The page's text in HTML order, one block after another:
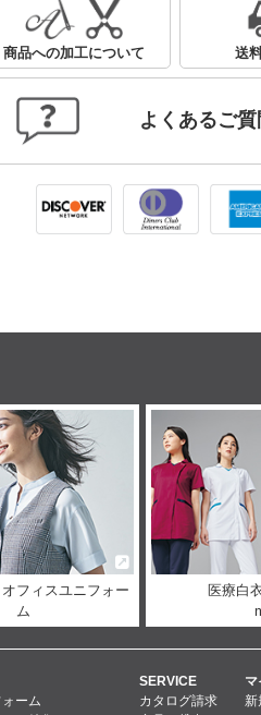
商品への加工について 送
よくあるご質
ユニフォー
ム
医療白衣ユ
ーム
SERVICE
カタログ請求
マ
新